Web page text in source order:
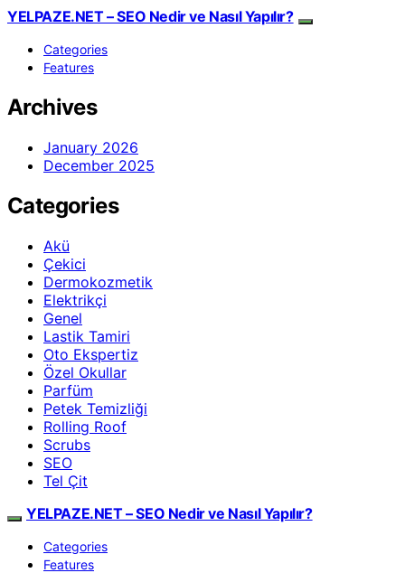
YELPAZE.NET – SEO Nedir ve Nasıl Yapılır?
Categories
Features
Archives
January 2026
December 2025
Categories
Akü
Çekici
Dermokozmetik
Elektrikçi
Genel
Lastik Tamiri
Oto Ekspertiz
Özel Okullar
Parfüm
Petek Temizliği
Rolling Roof
Scrubs
SEO
Tel Çit
YELPAZE.NET – SEO Nedir ve Nasıl Yapılır?
Categories
Features